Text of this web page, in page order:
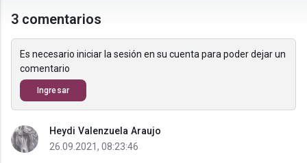
3 comentarios
Es necesario iniciar la sesión en su cuenta para poder dejar un
comentario
Ingresar
Heydi Valenzuela Araujo
26.09.2021, 08:23:46